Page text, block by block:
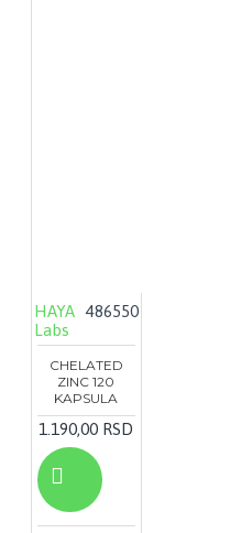
HAYA
Labs
486550
CHELATED
ZINC 120
KAPSULA
1.190,00 RSD